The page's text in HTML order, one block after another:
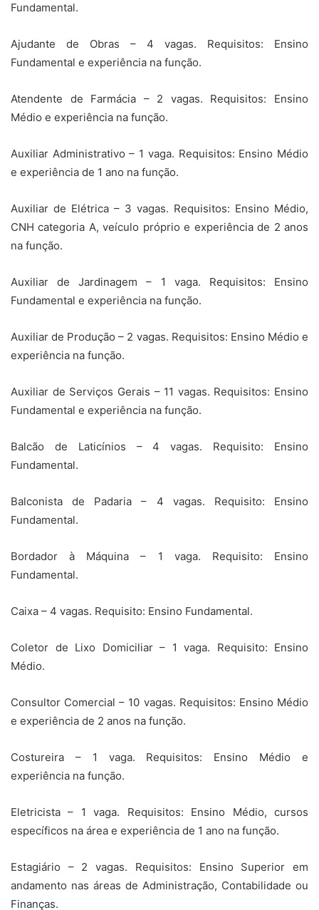
Fundamental.
Ajudante de Obras – 4 vagas. Requisitos: Ensino
Fundamental e experiência na função.
Atendente de Farmácia – 2 vagas. Requisitos: Ensino
Médio e experiência na função.
Auxiliar Administrativo – 1 vaga. Requisitos: Ensino Médio
e experiência de 1 ano na função.
Auxiliar de Elétrica – 3 vagas. Requisitos: Ensino Médio,
CNH categoria A, veículo próprio e experiência de 2 anos
na função.
Auxiliar de Jardinagem – 1 vaga. Requisitos: Ensino
Fundamental e experiência na função.
Auxiliar de Produção – 2 vagas. Requisitos: Ensino Médio e
experiência na função.
Auxiliar de Serviços Gerais – 11 vagas. Requisitos: Ensino
Fundamental e experiência na função.
Balcão de Laticínios – 4 vagas. Requisito: Ensino
Fundamental.
Balconista de Padaria – 4 vagas. Requisito: Ensino
Fundamental.
Bordador à Máquina – 1 vaga. Requisito: Ensino
Fundamental.
Caixa – 4 vagas. Requisito: Ensino Fundamental.
Coletor de Lixo Domiciliar – 1 vaga. Requisito: Ensino
Médio.
Consultor Comercial – 10 vagas. Requisitos: Ensino Médio
e experiência de 2 anos na função.
Costureira – 1 vaga. Requisitos: Ensino Médio e
experiência na função.
Eletricista – 1 vaga. Requisitos: Ensino Médio, cursos
específicos na área e experiência de 1 ano na função.
Estagiário – 2 vagas. Requisitos: Ensino Superior em
andamento nas áreas de Administração, Contabilidade ou
Finanças.